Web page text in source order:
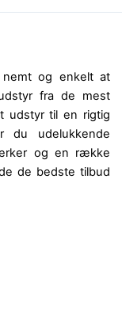
nemt og enkelt at
fra de mest
udstyr til en rigtig
du udelukkende
og en række
de bedste tilbud